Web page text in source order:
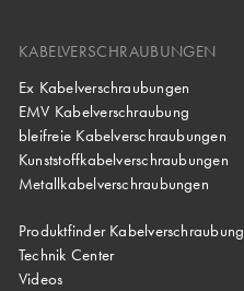
KABELVERSCHRAUBUNGEN
Ex Kabelverschraubungen
EMV Kabelverschraubung
bleifreie Kabelverschraubungen
Kunststoffkabelverschraubungen
Metallkabelverschraubungen
Produktfinder Kabelverschraubung
Technik Center
Videos